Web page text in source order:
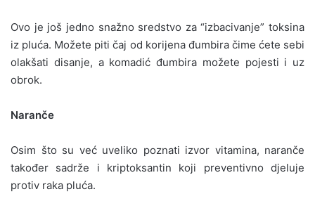
Ovo je još jedno snažno sredstvo za “izbacivanje” toksina
iz pluća. Možete piti čaj od korijena đumbira čime ćete sebi
olakšati disanje, a komadić đumbira možete pojesti i uz
obrok.
Naranče
Osim što su već uveliko poznati izvor vitamina, naranče
također sadrže i kriptoksantin koji preventivno djeluje
protiv raka pluća.